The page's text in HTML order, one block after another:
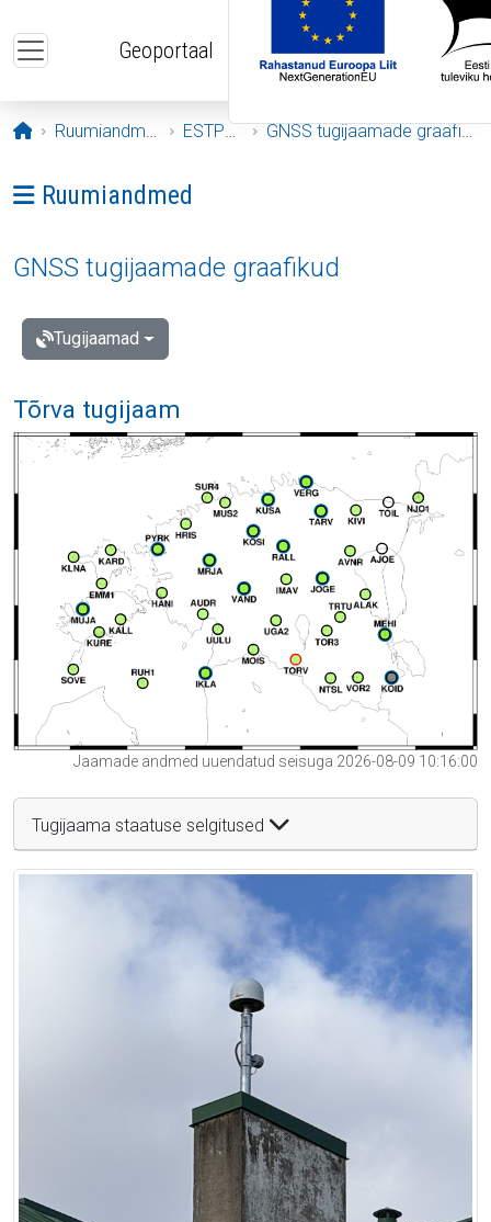
Geoportaal
Avaleht
Ruumiandmed ESTPOS GNSS tugijaamade graafikud
Ava menüü: Ruumiandmed
Ruumiandmed
GNSS tugijaamade graafikud
Tugijaamad
Tõrva tugijaam
Jaamade andmed uuendatud seisuga 2026-08-09 10:16:00
Tugijaama staatuse selgitused